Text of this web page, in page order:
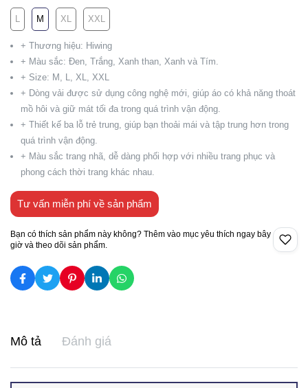
L M XL XXL
+ Thương hiệu: Hiwing
+ Màu sắc: Đen, Trắng, Xanh than, Xanh và Tím.
+ Size: M, L, XL, XXL
+ Dòng vải được sử dụng công nghệ mới, giúp áo có khả năng thoát
mồ hôi và giữ mát tối đa trong quá trình vận động.
+ Thiết kế ba lỗ trẻ trung, giúp bạn thoải mái và tập trung hơn trong
quá trình vận động.
+ Màu sắc trang nhã, dễ dàng phối hợp với nhiều trang phục và
phong cách thời trang khác nhau.
Tư vấn miễn phí về sản phẩm
Bạn có thích sản phẩm này không? Thêm vào mục yêu thích ngay bây
giờ và theo dõi sản phẩm.
Mô tả Đánh giá